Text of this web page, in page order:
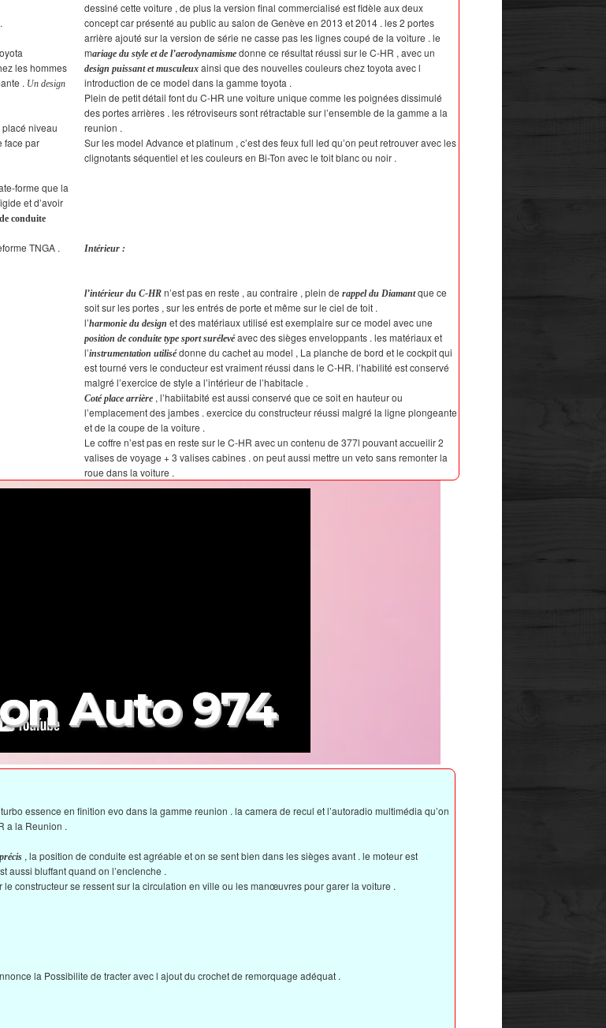
.
les hommes
. Un design
niveau
face par
forme que la
et d’avoir
conduite
TNGA .
dessiné cette voiture , de plus la version final commercialisé est fidèle aux deux
concept car présenté au public au salon de Genève en 2013 et 2014 . les 2 portes
arrière ajouté sur la version de série ne casse pas les lignes coupé de la voiture . le
mariage du style et de l’aerodynamisme donne ce résultat réussi sur le C-HR , avec un
design puissant et musculeux ainsi que des nouvelles couleurs chez toyota avec l
introduction de ce model dans la gamme toyota .
Plein de petit détail font du C-HR une voiture unique comme les poignées dissimulé
des portes arrières . les rétroviseurs sont rétractable sur l’ensemble de la gamme a la
reunion .
Sur les model Advance et platinum , c’est des feux full led qu’on peut retrouver avec les
clignotants séquentiel et les couleurs en Bi-Ton avec le toit blanc ou noir .
Intérieur :
l’intérieur du C-HR n’est pas en reste , au contraire , plein de rappel du Diamantque ce
soit sur les portes , sur les entrés de porte et même sur le ciel de toit .
l’harmonie du design et des matériaux utilisé est exemplaire sur ce model avec une
position de conduite type sport surélevéavec des sièges enveloppants . les matériaux et
l’instrumentation utilisédonne du cachet au model , La planche de bord et le cockpit qui
est tourné vers le conducteur est vraiment réussi dans le C-HR. l’habilité est conservé
malgré l’exercice de style a l’intérieur de l’habitacle .
Coté place arrière , l’habiitabité est aussi conservé que ce soit en hauteur ou
l’emplacement des jambes . exercice du constructeur réussi malgré la ligne plongeante
et de la coupe de la voiture .
Le coffre n’est pas en reste sur le C-HR avec un contenu de 377l pouvant accueilir 2
valises de voyage + 3 valises cabines . on peut aussi mettre un veto sans remonter la
roue dans la voiture .
Auto 974
essence en finition evo dans la gamme reunion . la camera de recul et l’autoradio multimédia qu’on
a la Reunion .
, la position de conduite est agréable et on se sent bien dans les sièges avant . le moteur est
aussi bluffant quand on l’enclenche .
constructeur se ressent sur la circulation en ville ou les manœuvres pour garer la voiture .
la Possibilite de tracter avec l ajout du crochet de remorquage adéquat .